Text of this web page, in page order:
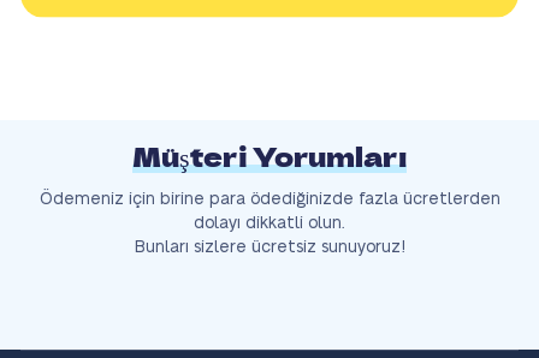
Müşteri Yorumları
Ödemeniz için birine para ödediğinizde fazla ücretlerden
dolayı dikkatli olun.
Bunları sizlere ücretsiz sunuyoruz!